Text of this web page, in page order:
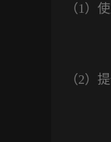
（1 ）
（2）